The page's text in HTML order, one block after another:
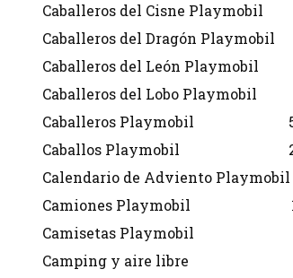
Caballeros del Cisne Playmobil
Caballeros del Dragón Playmobil
Caballeros del León Playmobil
Caballeros del Lobo Playmobil
Caballeros Playmobil
Caballos Playmobil
Calendario de Adviento Playmobil
Camiones Playmobil
Camisetas Playmobil
Camping y aire libre